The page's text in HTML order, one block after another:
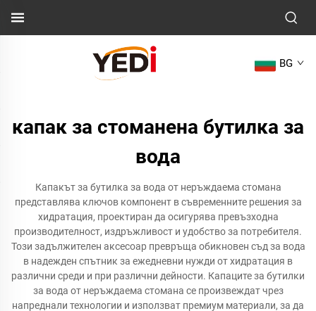
BG
капак за стоманена бутилка за
вода
Капакът за бутилка за вода от неръждаема стомана
представлява ключов компонент в съвременните решения за
хидратация, проектиран да осигурява превъзходна
производителност, издръжливост и удобство за потребителя.
Този задължителен аксесоар превръща обикновен съд за вода
в надежден спътник за ежедневни нужди от хидратация в
различни среди и при различни дейности. Капаците за бутилки
за вода от неръждаема стомана се произвеждат чрез
напреднали технологии и използват премиум материали, за да